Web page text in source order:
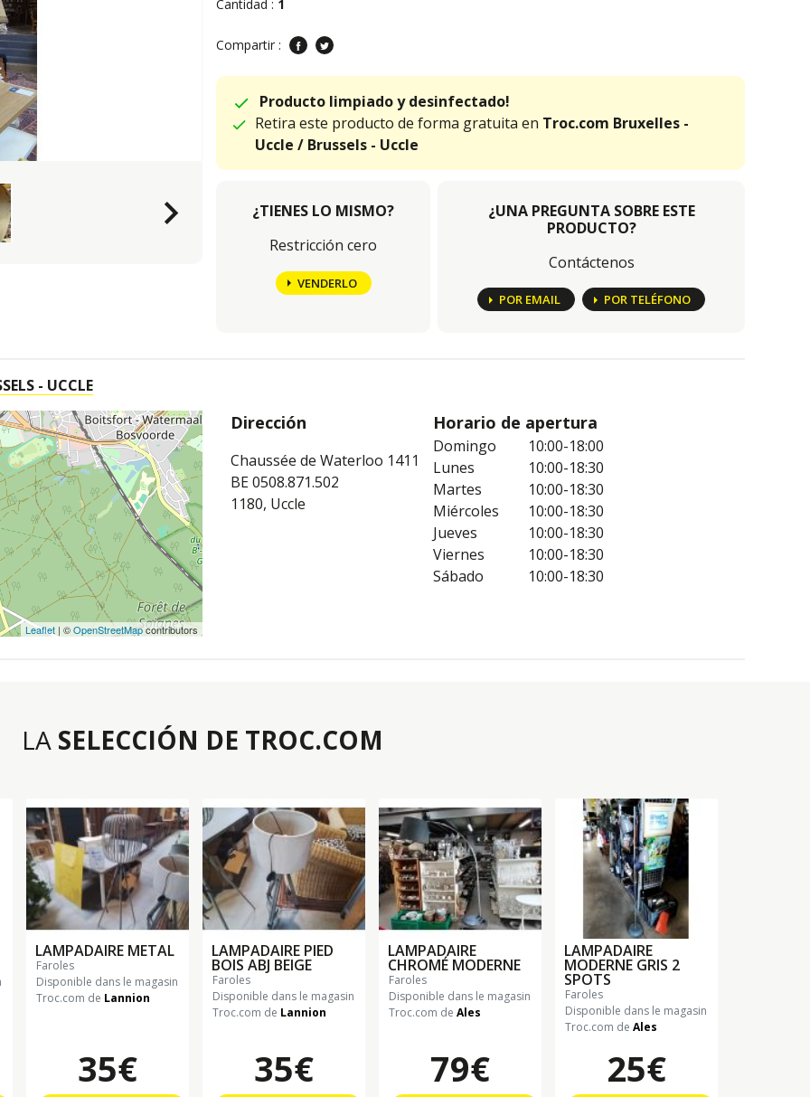
keyboard_arrow_right
Cantidad : 1
Compartir :
Producto limpiado y desinfectado!
Retira este producto de forma gratuita en Troc.com Bruxelles -
Uccle / Brussels - Uccle
¿TIENES LO MISMO?
Restricción cero
VENDERLO
¿UNA PREGUNTA SOBRE ESTE
PRODUCTO?
Contáctenos
POR EMAIL POR TELÉFONO
- UCCLE
Leaflet | ©OpenStreetMapcontributors
Dirección
Chaussée de Waterloo 1411
BE 0508.871.502
1180, Uccle
Horario de apertura
Domingo
10:00-18:00
Lunes
10:00-18:30
Martes
10:00-18:30
Miércoles
10:00-18:30
Jueves
10:00-18:30
Viernes
10:00-18:30
Sábado
10:00-18:30
LA SELECCIÓN DE TROC.COM
LAMPADAIRE METAL
faroles
Disponible dans le magasin
Troc.com de Lannion
35€
LAMPADAIRE PIED
BOIS ABJ BEIGE
faroles
Disponible dans le magasin
Troc.com de Lannion
35€
LAMPADAIRE
CHROMÉ MODERNE
faroles
Disponible dans le magasin
Troc.com de Ales
79€
LAMPADAIRE
MODERNE GRIS 2
SPOTS
faroles
Disponible dans le magasin
Troc.com de Ales
25€